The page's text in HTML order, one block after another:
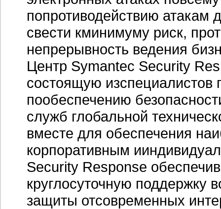
попротиводействию атакам
свести кминимуму риск,
непрерывность ведения
Центр Symantec Security
состоящую изспециалистов
пообеспечению
служб глобальной
вместе для обеспечения
корпоративным
Security Response
круглосуточную поддержку
защиты отсовременных